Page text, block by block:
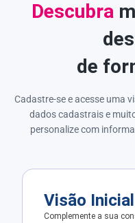
Descubra
de
Cadastre-se e acesse uma
dados cadastrais e
personalize com
Visão Inicial
Complemente a sua